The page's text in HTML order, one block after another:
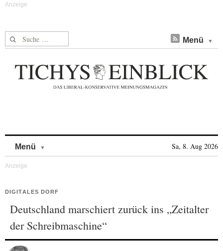
Suche nach: Menü
Menü Sa, 8. Aug 2026
DIGITALES DORF
Deutschland marschiert zurück ins „Zeitalter
der Schreibmaschine“